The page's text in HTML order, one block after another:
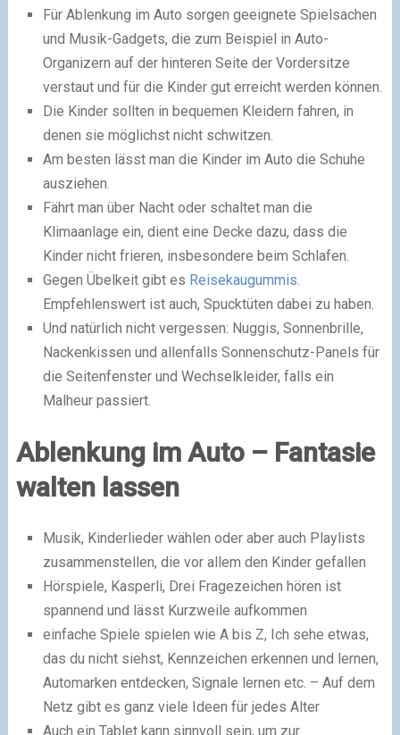
Für Ablenkung im Auto sorgen geeignete Spielsachen
und Musik-Gadgets, die zum Beispiel in Auto-
Organizern auf der hinteren Seite der Vordersitze
verstaut und für die Kinder gut erreicht werden können.
Die Kinder sollten in bequemen Kleidern fahren, in
denen sie möglichst nicht schwitzen.
Am besten lässt man die Kinder im Auto die Schuhe
ausziehen.
Fährt man über Nacht oder schaltet man die
Klimaanlage ein, dient eine Decke dazu, dass die
Kinder nicht frieren, insbesondere beim Schlafen.
Gegen Übelkeit gibt es Reisekaugummis
Empfehlenswert ist auch, Spucktüten dabei zu haben.
Und natürlich nicht vergessen: Nuggis, Sonnenbrille,
Nackenkissen und allenfalls Sonnenschutz-Panels für
die Seitenfenster und Wechselkleider, falls ein
Malheur passiert.
Ablenkung im Auto – Fantasie
walten lassen
Musik, Kinderlieder wählen oder aber auch Playlists
zusammenstellen, die vor allem den Kinder gefallen
Hörspiele, Kasperli, Drei Fragezeichen hören ist
spannend und lässt Kurzweile aufkommen
einfache Spiele spielen wie A bis Z, Ich sehe etwas,
das du nicht siehst, Kennzeichen erkennen und lernen,
Automarken entdecken, Signale lernen etc. – Auf dem
Netz gibt es ganz viele Ideen für jedes Alter
Auch ein Tablet kann sinnvoll sein, um zur